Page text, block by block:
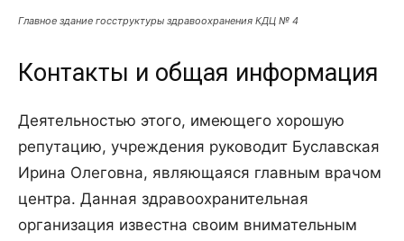
Главное здание госструктуры здравоохранения КДЦ № 4
Контакты и общая информация
Деятельностью этого, имеющего хорошую
репутацию, учреждения руководит Буславская
Ирина Олеговна, являющаяся главным врачом
центра. Данная здравоохранительная
организация известна своим внимательным